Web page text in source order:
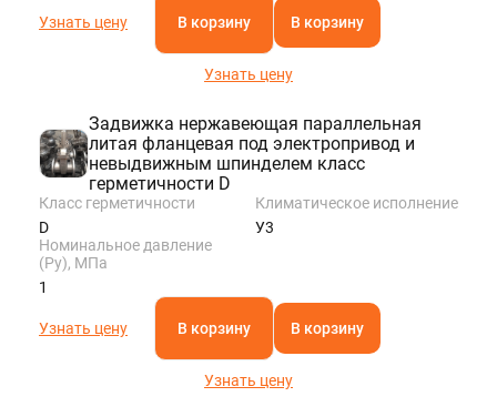
Узнать цену В корзину В корзину
Узнать цену
Задвижка нержавеющая параллельная
литая фланцевая под электропривод и
невыдвижным шпинделем класс
герметичности D
Класс герметичности
D
Климатическое исполнение
У3
Номинальное давление
(Ру), МПа
1
Узнать цену В корзину В корзину
Узнать цену